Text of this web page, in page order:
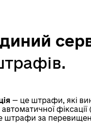
— це штрафи, які
автоматичної
штрафи за